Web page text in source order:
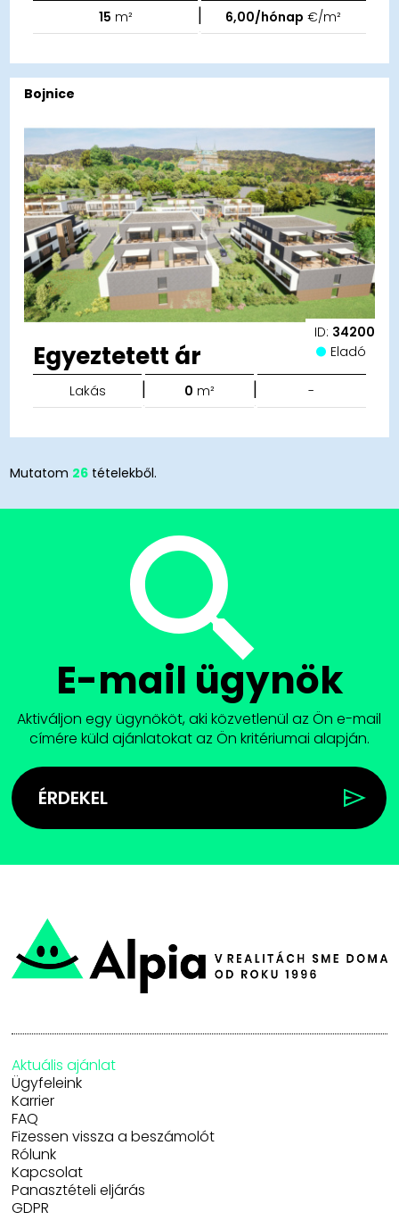
15 m² | 6,00/hónap €/m²
ID: 34200
Bojnice
Egyeztetett ár Eladó
Lakás | 0 m² | -
Mutatom 26 tételekből.
E-mail ügynök
Aktiváljon egy ügynököt, aki közvetlenül az Ön e-mail
címére küld ajánlatokat az Ön kritériumai alapján.
ÉRDEKEL
Aktuális ajánlat
Ügyfeleink
Karrier
FAQ
Fizessen vissza a beszámolót
Rólunk
Kapcsolat
Panasztételi eljárás
GDPR